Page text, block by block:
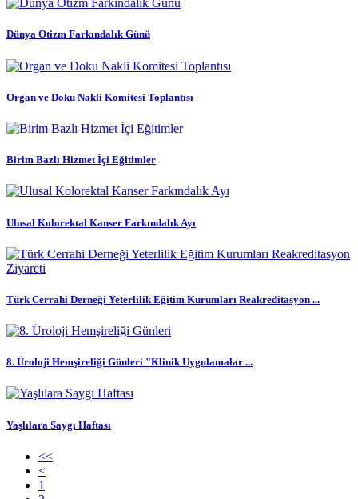
Dünya Otizm Farkındalık Günü
Organ ve Doku Nakli Komitesi Toplantısı
Birim Bazlı Hizmet İçi Eğitimler
Ulusal Kolorektal Kanser Farkındalık Ayı
Türk Cerrahi Derneği Yeterlilik Eğitim Kurumları Reakreditasyon ...
8. Üroloji Hemşireliği Günleri "Klinik Uygulamalar ...
Yaşlılara Saygı Haftası
<<
<
1